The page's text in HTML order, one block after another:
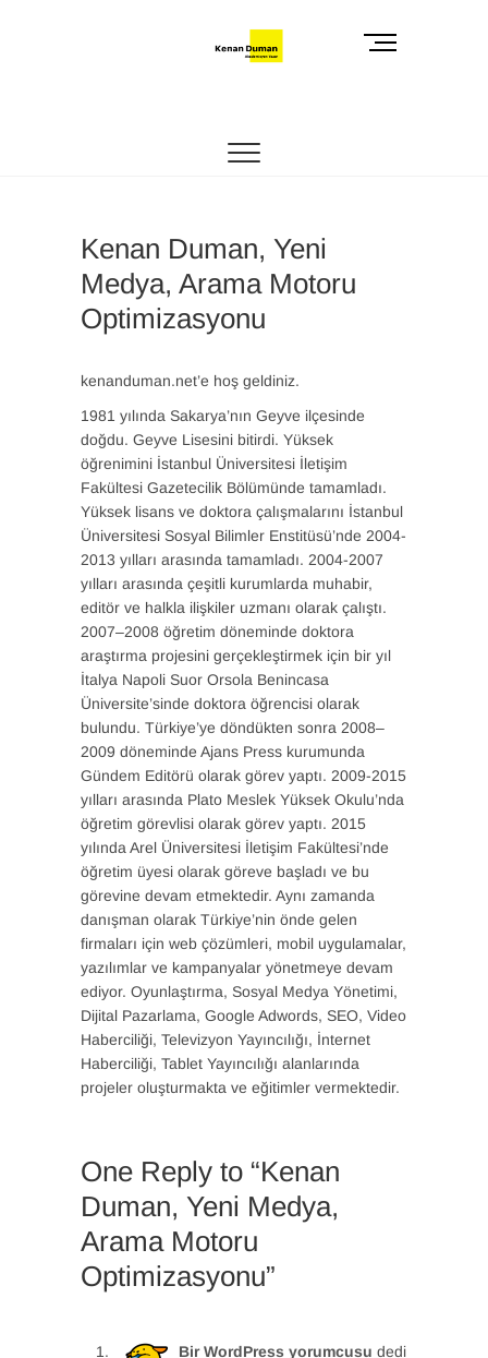
M
Kenan Duman, Yeni
Medya, Arama Motoru
Optimizasyonu
kenanduman.net’e hoş geldiniz.
1981 yılında Sakarya’nın Geyve ilçesinde
doğdu. Geyve Lisesini bitirdi. Yüksek
öğrenimini İstanbul Üniversitesi İletişim
Fakültesi Gazetecilik Bölümünde tamamladı.
Yüksek lisans ve doktora çalışmalarını İstanbul
Üniversitesi Sosyal Bilimler Enstitüsü’nde 2004-
2013 yılları arasında tamamladı. 2004-2007
yılları arasında çeşitli kurumlarda muhabir,
editör ve halkla ilişkiler uzmanı olarak çalıştı.
2007–2008 öğretim döneminde doktora
araştırma projesini gerçekleştirmek için bir yıl
İtalya Napoli Suor Orsola Benincasa
Üniversite’sinde doktora öğrencisi olarak
bulundu. Türkiye’ye döndükten sonra 2008–
2009 döneminde Ajans Press kurumunda
Gündem Editörü olarak görev yaptı. 2009-2015
yılları arasında Plato Meslek Yüksek Okulu’nda
öğretim görevlisi olarak görev yaptı. 2015
yılında Arel Üniversitesi İletişim Fakültesi’nde
öğretim üyesi olarak göreve başladı ve bu
görevine devam etmektedir. Aynı zamanda
danışman olarak Türkiye’nin önde gelen
firmaları için web çözümleri, mobil uygulamalar,
yazılımlar ve kampanyalar yönetmeye devam
ediyor. Oyunlaştırma, Sosyal Medya Yönetimi,
Dijital Pazarlama, Google Adwords, SEO, Video
Haberciliği, Televizyon Yayıncılığı, İnternet
Haberciliği, Tablet Yayıncılığı alanlarında
projeler oluşturmakta ve eğitimler vermektedir.
One Reply to “Kenan
Duman, Yeni Medya,
Arama Motoru
Optimizasyonu”
Bir WordPress yorumcusu dedi